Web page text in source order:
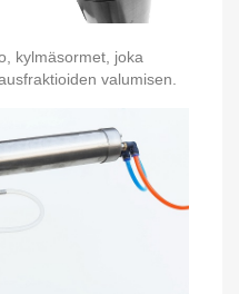
kylmäsormet, joka
valumisen.